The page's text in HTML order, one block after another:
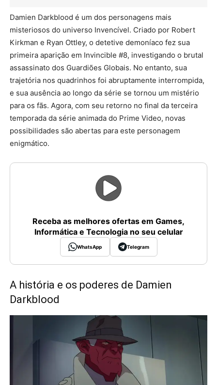
Damien Darkblood é um dos personagens mais
misteriosos do universo Invencível. Criado por Robert
Kirkman e Ryan Ottley, o detetive demoníaco fez sua
primeira aparição em Invincible #8, investigando o brutal
assassinato dos Guardiões Globais. No entanto, sua
trajetória nos quadrinhos foi abruptamente interrompida,
e sua ausência ao longo da série se tornou um mistério
para os fãs. Agora, com seu retorno no final da terceira
temporada da série animada do Prime Video, novas
possibilidades são abertas para este personagem
enigmático.
Receba as melhores ofertas em Games,
Informática e Tecnologia no seu celular
WhatsApp Telegram
A história e os poderes de Damien
Darkblood